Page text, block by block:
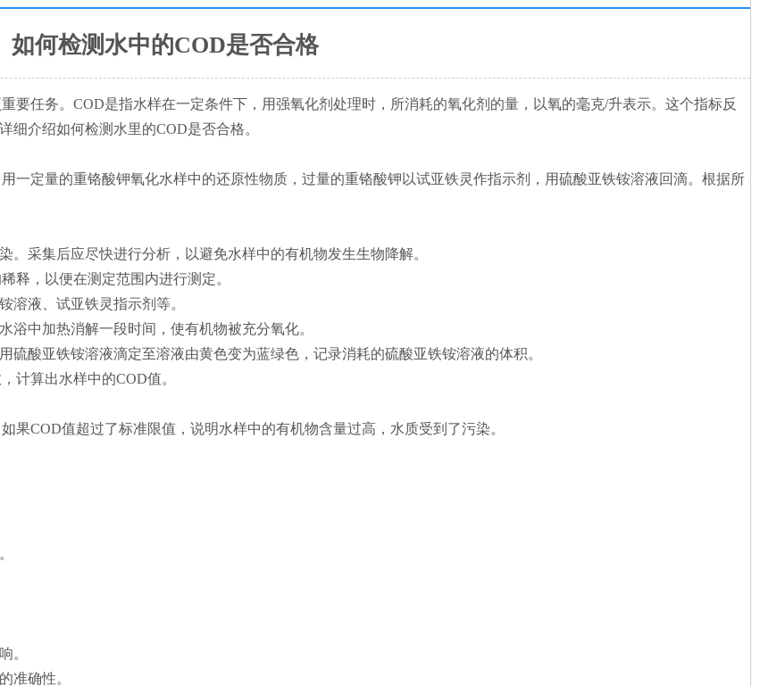
如何检测水中的COD是否合格
要任务。COD是指水样在一定条件下，用强氧化剂处理时，所消耗的氧化剂的量，以氧的毫克/升表示。这个指标反
细介绍如何检测水里的COD是否合格。
一定量的重铬酸钾氧化水样中的还原性物质，过量的重铬酸钾以试亚铁灵作指示剂，用硫酸亚铁铵溶液回滴。根据所
采集后应尽快进行分析，以避免水样中的有机物发生生物降解。
释，以便在测定范围内进行测定。
溶液、试亚铁灵指示剂等。
浴中加热消解一段时间，使有机物被充分氧化。
酸亚铁铵溶液滴定至溶液由黄色变为蓝绿色，记录消耗的硫酸亚铁铵溶液的体积。
计算出水样中的COD值。
果COD值超过了标准限值，说明水样中的有机物含量过高，水质受到了污染。
。
准确性。